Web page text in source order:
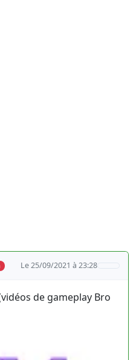
Le 25/09/2021 à 23:28
de gameplay Bro